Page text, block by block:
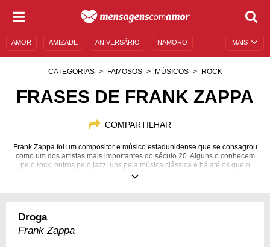
MAIS
AMOR AMIZADE ANIVERSÁRIO NAMORO
CATEGORIAS FAMOSOS MÚSICOS ROCK
FRASES DE FRANK ZAPPA
COMPARTILHAR
Frank Zappa foi um compositor e músico estadunidense que se consagrou
como um dos artistas mais importantes do século 20. Alguns o conhecem
pelo rock, outros pelo jazz, uns pela música clássica e há até os que o
conhecem pela música eletrônica. Em 30 anos de carreira, Zappa
instrumentista. Você vai se encantar com os pensamentos dele!
Droga
Frank Zappa